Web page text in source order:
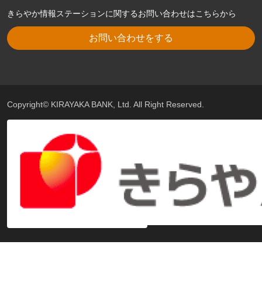
きらやか情報ステーションに関するお問い合わせはこちらから
お問い合わせをする
Copyright© KIRAYAKA BANK, Ltd. All Right Reserved.